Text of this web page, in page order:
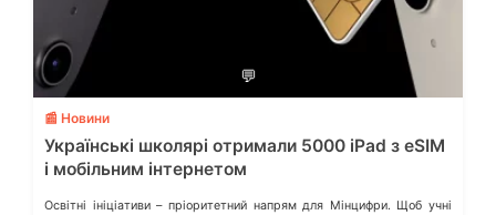
💬
📰 Новини
Українські школярі отримали 5000 iPad з eSIM
і мобільним інтернетом
Освітні ініціативи – пріоритетний напрям для Мінцифри. Щоб учні